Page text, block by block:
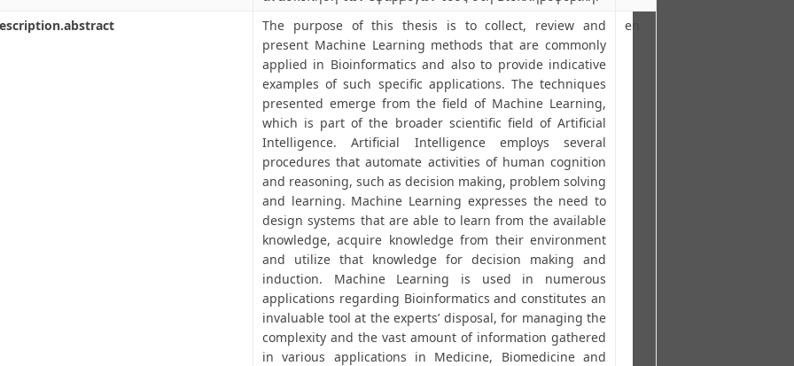
The purpose of this thesis is to collect, review and
present Machine Learning methods that are commonly
applied in Bioinformatics and also to provide indicative
examples of such specific applications. The techniques
presented emerge from the field of Machine Learning,
which is part of the broader scientific field of Artificial
Intelligence. Artificial Intelligence employs several
procedures that automate activities of human cognition
and reasoning, such as decision making, problem solving
and learning. Machine Learning expresses the need to
design systems that are able to learn from the available
knowledge, acquire knowledge from their environment
and utilize that knowledge for decision making and
induction. Machine Learning is used in numerous
applications regarding Bioinformatics and constitutes an
invaluable tool at the experts’ disposal, for managing the
complexity and the vast amount of information gathered
in various applications in Medicine, Biomedicine and
en